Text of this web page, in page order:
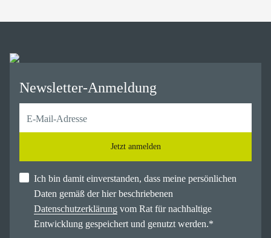
Newsletter-Anmeldung
Jetzt anmelden
Ich bin damit einverstanden, dass meine persönlichen
Daten gemäß der hier beschriebenen
Datenschutzerklärung vom Rat für nachhaltige
Entwicklung gespeichert und genutzt werden.*